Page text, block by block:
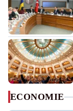
ECONOMIE